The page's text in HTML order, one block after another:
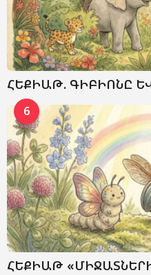
ՀԵՔԻԱԹ. ԳԻԲԻՈՆԸ
6
ՀԵՔԻԱԹ